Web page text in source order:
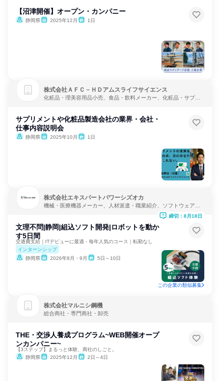
【沼津開催】オープン・カンパニー
静岡県 2025年12月 1日
株式会社ＡＦＣ－ＨＤアムスライフサイエンス
化粧品・理美容用品小売、食品・飲料メーカー、化粧品・サプリ
サプリメントや化粧品製造会社の業界・会社・
仕事内容説明会
静岡県 2025年10月 1日
株式会社エキスパートパワーシズオカ
機械・医療機器メーカー、人材派遣・職業紹介、ソフトウェア開
文理不問|静岡|組込ソフト開発|ロボットを動か
す5日間
交通費支給｜ITデビューに最適・毎年人気のコース｜転勤なし
インターンシップ
静岡県
2026年8月・9月 5日～10日
締切：8月18日
この企業の類似募集
株式会社マルニシ鋼機
総合商社・専門商社・卸売
THE・交渉人養成プログラム~WEB開催オープ
ンカンパニー~
【3ステップ】まるっと体験、商社のしごと。
静岡県
2025年12月 2日～4日